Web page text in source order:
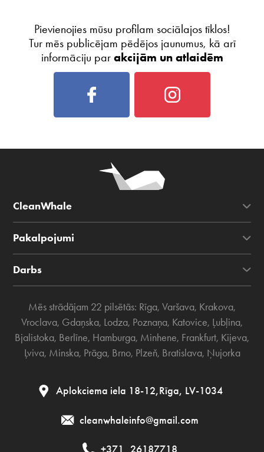
Pievienojies mūsu profilam sociālajos tīklos!
Tur mēs publicējam pēdējos jaunumus, kā arī
informāciju par akcijām un atlaidēm
CleanWhale
Pakalpojumi
Darbs
Mēs strādājam 22 pilsētās: Rīga, Varšava, Krakova,
Vroclava, Gdaņska, Lodza, Poznaņa, Katovice, Ļubļina,
Bjalistoka, Berlīne, Hamburga, Minhene, Frankfurt, Kijeva,
Ļviva, Minska, Prāga, Brno, Plzeň, Bratislava, Ņujorka
Aplokciema iela 18-12,Rīga, LV-1034
cleanwhaleinfo@gmail.com
+371 26187718